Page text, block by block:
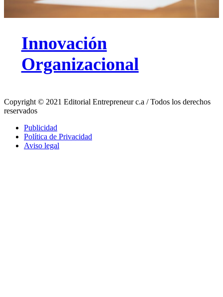
Innovación
Organizacional
Copyright © 2021 Editorial Entrepreneur c.a / Todos los derechos
reservados
Publicidad
Política de Privacidad
Aviso legal